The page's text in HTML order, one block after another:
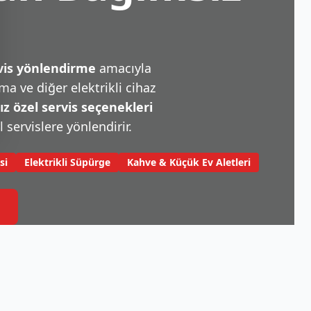
yönlendirme amacıyla
ve diğer elektrikli cihaz
özel servis seçenekleri
servislere yönlendirir.
Elektrikli Süpürge Kahve & Küçük Ev Aletleri